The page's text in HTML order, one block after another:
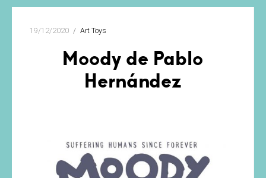
19/12/2020 Art Toys
Moody de Pablo
Hernández